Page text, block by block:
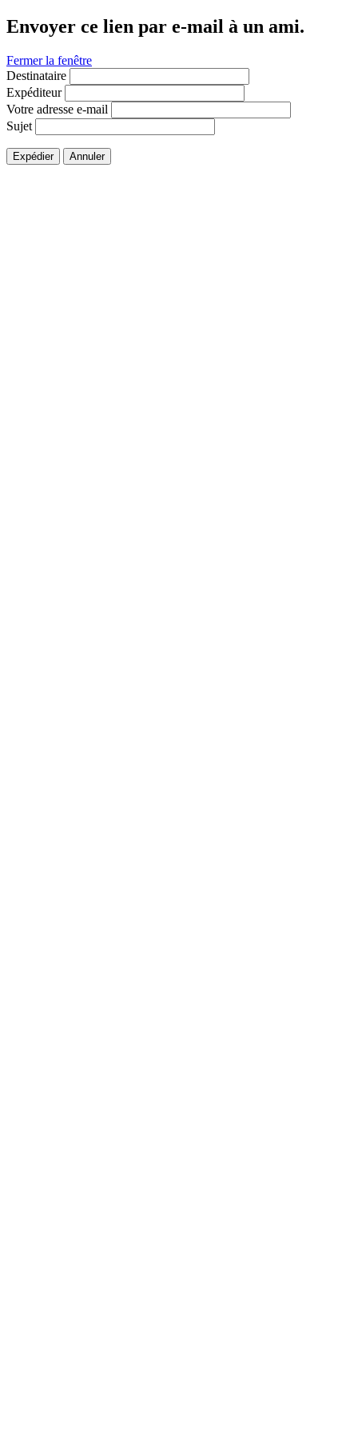
Envoyer ce lien par e-mail à un ami.
Fermer la fenêtre
Destinataire
Expéditeur
Votre adresse e-mail
Sujet
Expédier Annuler